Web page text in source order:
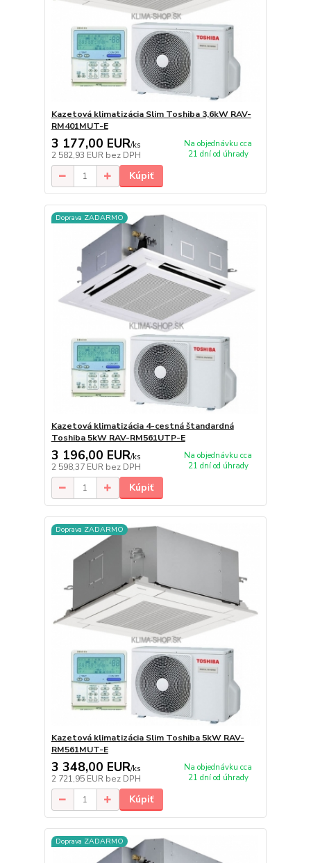
Kazetová klimatizácia Slim Toshiba 3,6kW RAV-
RM401MUT-E
3 177,00 EUR/ks
2 582,93 EUR bez DPH
Na objednávku cca
21 dní od úhrady
Kúpiť
Doprava ZADARMO
Kazetová klimatizácia 4-cestná štandardná
Toshiba 5kW RAV-RM561UTP-E
3 196,00 EUR/ks
2 598,37 EUR bez DPH
Na objednávku cca
21 dní od úhrady
Kúpiť
Doprava ZADARMO
Kazetová klimatizácia Slim Toshiba 5kW RAV-
RM561MUT-E
3 348,00 EUR/ks
2 721,95 EUR bez DPH
Na objednávku cca
21 dní od úhrady
Kúpiť
Doprava ZADARMO